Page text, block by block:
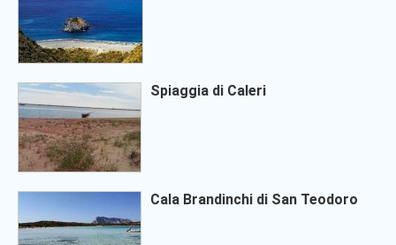
Spiaggia di Caleri
Cala Brandinchi di San Teodoro